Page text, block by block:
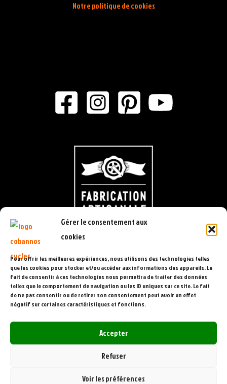
Gérer le consentement aux
cookies
Pour offrir les meilleures expériences, nous utilisons des technologies telles
que les cookies pour stocker et/ou accéder aux informations des appareils. Le
fait de consentir à ces technologies nous permettra de traiter des données
telles que le comportement de navigation ou les ID uniques sur ce site. Le fait
de ne pas consentir ou de retirer son consentement peut avoir un effet
négatif sur certaines caractéristiques et fonctions.
Accepter
Refuser
Voir les préférences
Notre politique de cookies